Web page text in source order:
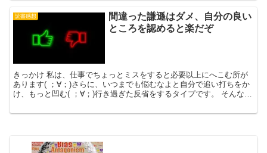
読書感想
間違った謙遜はダメ、自分の良い
ところを認めると楽だぞ
きっかけ 私は、仕事でちょっとミスをすると必要以上にへこむ所が
あります( ；∀；)さらに、いつまでも悩むなよと自分で追い打ちをか
け、もっと凹む( ；∀；)行き過ぎた反省をするタイプです。 そんな私